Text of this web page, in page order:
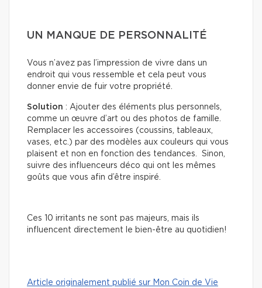
UN MANQUE DE PERSONNALITÉ
Vous n’avez pas l’impression de vivre dans un
endroit qui vous ressemble et cela peut vous
donner envie de fuir votre propriété.
Solution : Ajouter des éléments plus personnels,
comme un œuvre d’art ou des photos de famille.
Remplacer les accessoires (coussins, tableaux,
vases, etc.) par des modèles aux couleurs qui vous
plaisent et non en fonction des tendances. Sinon,
suivre des influenceurs déco qui ont les mêmes
goûts que vous afin d’être inspiré.
Ces 10 irritants ne sont pas majeurs, mais ils
influencent directement le bien-être au quotidien!
Article originalement publié sur Mon Coin de Vie